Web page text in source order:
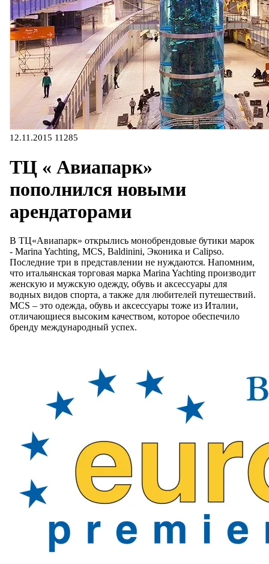
12.11.2015 11285
ТЦ « Авиапарк»
пополнился новыми
арендаторами
В ТЦ«Авиапарк» открылись монобрендовые бутики марок
- Marina Yachting, MCS, Baldinini, Эконика и Calipso.
Последние три в представлении не нуждаются. Напомним,
что итальянская торговая марка Marina Yachting производит
женскую и мужскую одежду, обувь и аксессуары для
водных видов спорта, а также для любителей путешествий.
MCS – это одежда, обувь и аксессуары тоже из Италии,
отличающиеся высоким качеством, которое обеспечило
бренду международный успех.